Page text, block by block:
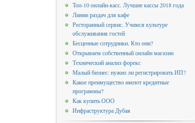
Топ-10 онлайн-касс. Лучшие кассы 2018 года
Линии раздач для кафе
Ресторанный сервис. Учимся культуре
обслуживания гостей
Бесценные сотрудники. Кто они?
Открываем собственный онлайн магазин
Технический анализ форекс
Малый бизнес: нужно ли регистрировать ИП?
Какое преимущество имеют кредитные
программы?
Как купить ООО
Инфраструктура Дубая